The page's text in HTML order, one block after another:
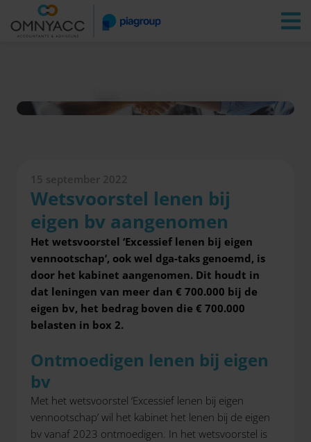
Vestigingen Zoeken
15 september 2022
Wetsvoorstel lenen bij
eigen bv aangenomen
Het wetsvoorstel ‘Excessief lenen bij eigen
vennootschap’, ook wel dga-taks genoemd, is
door het kabinet aangenomen. Dit houdt in
dat leningen van meer dan € 700.000 bij de
eigen bv, het bedrag boven die € 700.000
belasten in box 2.
Ontmoedigen lenen bij eigen
bv
Met het wetsvoorstel ‘Excessief lenen bij eigen
vennootschap’ wil het kabinet het lenen bij de eigen
bv vanaf 2023 ontmoedigen. In het wetsvoorstel is